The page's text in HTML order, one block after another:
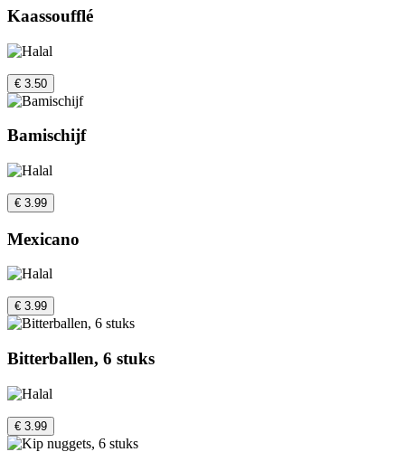
Kaassoufflé
€ 3.50
Bamischijf
€ 3.99
Mexicano
€ 3.99
Bitterballen, 6 stuks
€ 3.99